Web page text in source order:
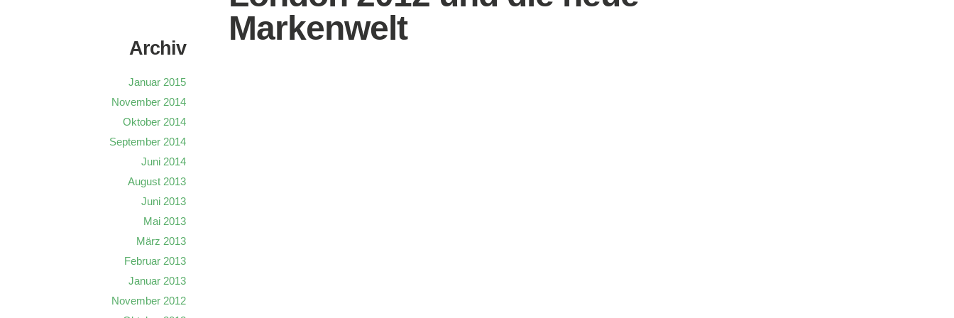
Markenwelt
Archiv
Januar 2015
November 2014
Oktober 2014
September 2014
Juni 2014
August 2013
Juni 2013
Mai 2013
März 2013
Februar 2013
Januar 2013
November 2012